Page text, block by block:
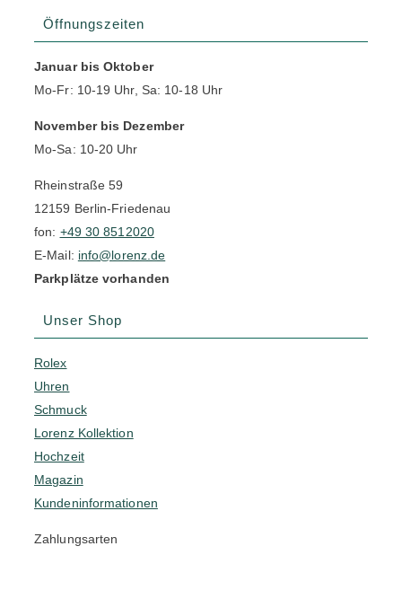
Öffnungszeiten
Januar bis Oktober
Mo-Fr: 10-19 Uhr, Sa: 10-18 Uhr
November bis Dezember
Mo-Sa: 10-20 Uhr
Rheinstraße 59
12159 Berlin-Friedenau
fon: +49 30 8512020
E-Mail: info@lorenz.de
Parkplätze vorhanden
Unser Shop
Rolex
Uhren
Schmuck
Lorenz Kollektion
Hochzeit
Magazin
Kundeninformationen
Zahlungsarten